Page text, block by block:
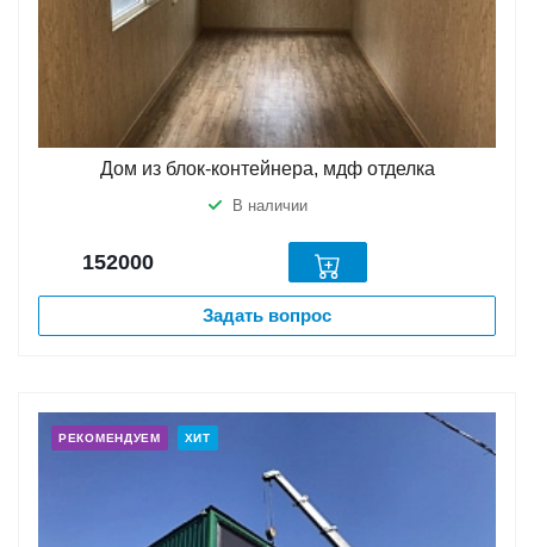
Дом из блок-контейнера, мдф отделка
В наличии
152000
Задать вопрос
РЕКОМЕНДУЕМ ХИТ